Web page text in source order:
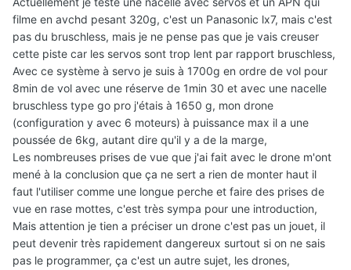
filme en avchd pesant 320g, c'est un Panasonic lx7, mais c'est
pas du bruschless, mais je ne pense pas que je vais creuser
cette piste car les servos sont trop lent par rapport bruschless,
Avec ce système à servo je suis à 1700g en ordre de vol pour
8min de vol avec une réserve de 1min 30 et avec une nacelle
bruschless type go pro j'étais à 1650 g, mon drone
(configuration y avec 6 moteurs) à puissance max il a une
poussée de 6kg, autant dire qu'il y a de la marge,
Les nombreuses prises de vue que j'ai fait avec le drone m'ont
mené à la conclusion que ça ne sert a rien de monter haut il
faut l'utiliser comme une longue perche et faire des prises de
vue en rase mottes, c'est très sympa pour une introduction,
Mais attention je tien a préciser un drone c'est pas un jouet, il
peut devenir très rapidement dangereux surtout si on ne sais
pas le programmer, ça c'est un autre sujet, les drones,